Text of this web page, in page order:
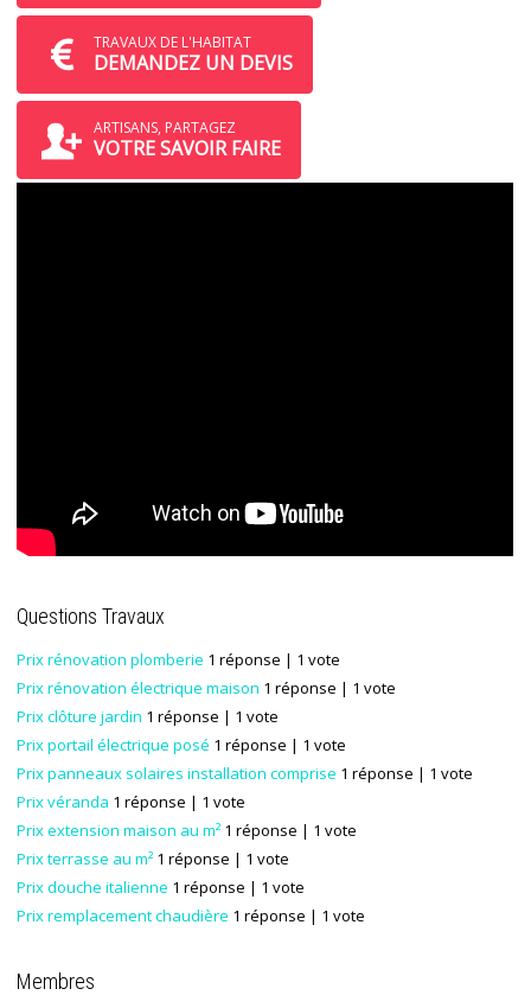
TRAVAUX DE L'HABITAT
DEMANDEZ UN DEVIS
ARTISANS, PARTAGEZ
VOTRE SAVOIR FAIRE
Questions Travaux
Prix rénovation plomberie 1 réponse | 1 vote
Prix rénovation électrique maison 1 réponse | 1 vote
Prix clôture jardin 1 réponse | 1 vote
Prix portail électrique posé 1 réponse | 1 vote
Prix panneaux solaires installation comprise 1 réponse | 1 vote
Prix véranda 1 réponse | 1 vote
Prix extension maison au m² 1 réponse | 1 vote
Prix terrasse au m² 1 réponse | 1 vote
Prix douche italienne 1 réponse | 1 vote
Prix remplacement chaudière 1 réponse | 1 vote
Membres